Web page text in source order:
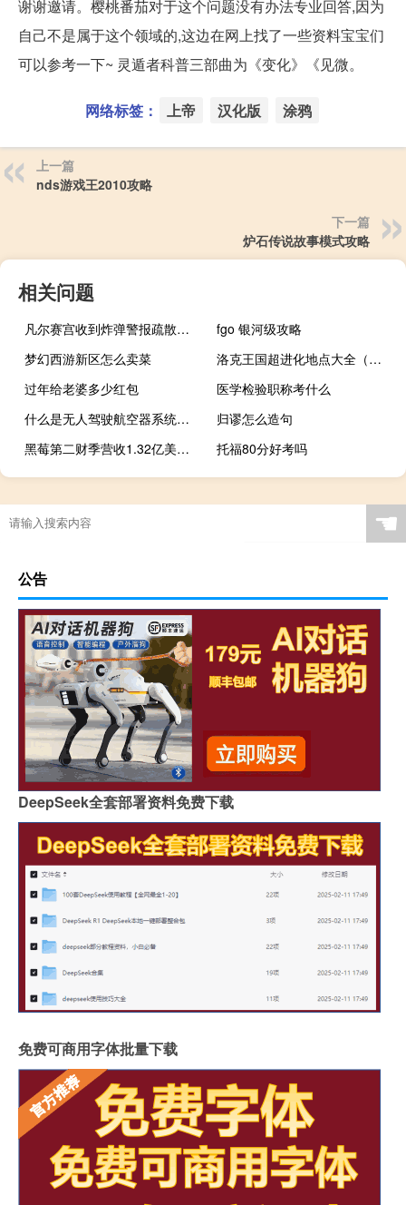
谢谢邀请。樱桃番茄对于这个问题没有办法专业回答,因为
自己不是属于这个领域的,这边在网上找了一些资料宝宝们
可以参考一下~ 灵遁者科普三部曲为《变化》《见微。
网络标签： 上帝 汉化版 涂鸦
上一篇
nds游戏王2010攻略
下一篇
炉石传说故事模式攻略
相关问题
凡尔赛宫收到炸弹警报疏散工作在进行中
fgo 银河级攻略
梦幻西游新区怎么卖菜
洛克王国超进化地点大全（阿克西亚超进化怎么打）
过年给老婆多少红包
医学检验职称考什么
什么是无人驾驶航空器系统工程专业
归谬怎么造句
黑莓第二财季营收1.32亿美元分析师预期1.374亿美元
托福80分好考吗
☚
公告
DeepSeek全套部署资料免费下载
免费可商用字体批量下载